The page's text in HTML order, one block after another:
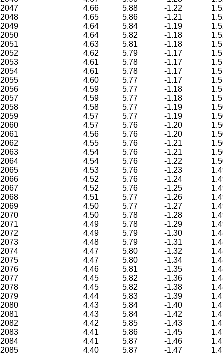
2047
4.66 5.88 -1.22
2048
4.65 5.86 -1.21
2049
4.64 5.84 -1.19
2050
4.64 5.82 -1.18
2051
4.63 5.81 -1.18
2052
4.62 5.79 -1.17
2053
4.61 5.78 -1.17
2054
4.61 5.78 -1.17
2055
4.60 5.77 -1.17
2056
4.59 5.77 -1.18
2057
4.59 5.77 -1.18
2058
4.58 5.77 -1.19
2059
4.57 5.77 -1.19
2060
4.57 5.76 -1.20
2061
4.56 5.76 -1.20
2062
4.55 5.76 -1.21
2063
4.54 5.76 -1.21
2064
4.54 5.76 -1.22
2065
4.53 5.76 -1.23
2066
4.52 5.76 -1.24
2067
4.52 5.76 -1.25
2068
4.51 5.77 -1.26
2069
4.50 5.77 -1.27
2070
4.50 5.78 -1.28
2071
4.49 5.78 -1.29
2072
4.49 5.79 -1.30
2073
4.48 5.79 -1.31
2074
4.47 5.80 -1.32
2075
4.47 5.80 -1.34
2076
4.46 5.81 -1.35
2077
4.45 5.82 -1.36
2078
4.45 5.82 -1.38
2079
4.44 5.83 -1.39
2080
4.43 5.84 -1.40
2081
4.43 5.84 -1.42
2082
4.42 5.85 -1.43
2083
4.41 5.86 -1.45
2084
4.41 5.87 -1.46
2085
4.40 5.87 -1.47